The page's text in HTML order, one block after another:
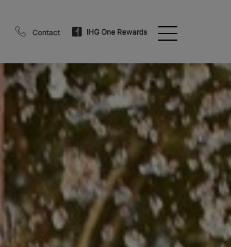
Contact IHG One Rewards